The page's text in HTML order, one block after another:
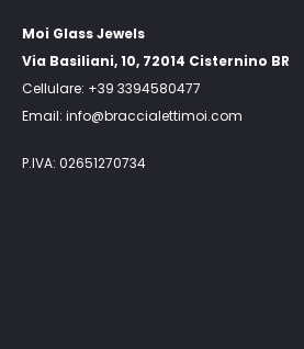
Moi Glass Jewels
Via Basiliani, 10, 72014 Cisternino BR
Cellulare: +39 3394580477
Email: info@braccialettimoi.com
P.IVA: 02651270734